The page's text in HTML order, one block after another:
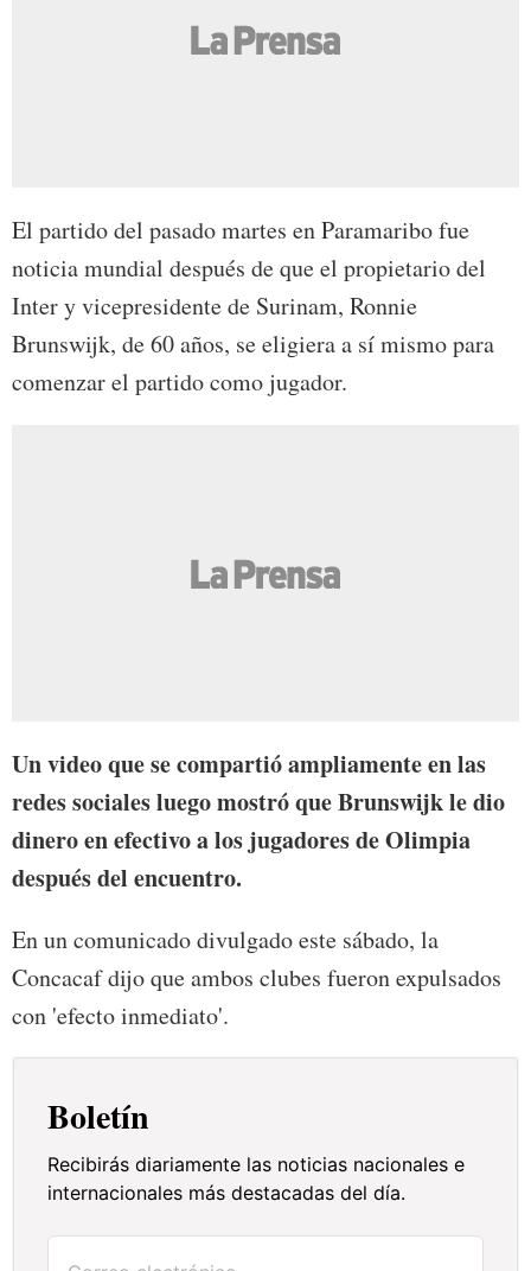
El partido del pasado martes en Paramaribo fue
noticia mundial después de que el propietario del
Inter y vicepresidente de Surinam, Ronnie
Brunswijk, de 60 años, se eligiera a sí mismo para
comenzar el partido como jugador.
Un video que se compartió ampliamente en las
redes sociales luego mostró que Brunswijk le dio
dinero en efectivo a los jugadores de Olimpia
después del encuentro.
En un comunicado divulgado este sábado, la
Concacaf dijo que ambos clubes fueron expulsados
con 'efecto inmediato'.
Boletín
Recibirás diariamente las noticias nacionales e
internacionales más destacadas del día.